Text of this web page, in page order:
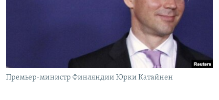
Премьер-министр Финляндии Юрки Катайнен